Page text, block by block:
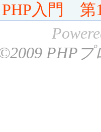
PHP入門
PHPプ